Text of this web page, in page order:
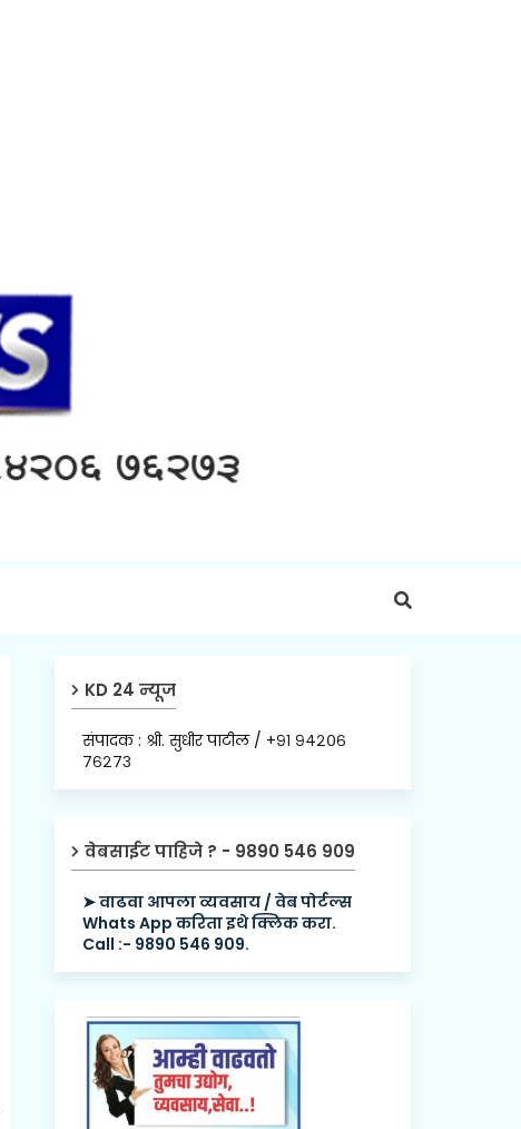
KD 24 न्यूज
संपादक : श्री. सुधीर पाटील / +९१ ९४२०६
७६२७३
वेबसाईट पाहिजे ? - 9890 546 909
➤ वाढवा आपला व्यवसाय / वेब पोर्टल्स
Whats App करिता इथे क्लिक करा.
Call :- 9890 546 909.